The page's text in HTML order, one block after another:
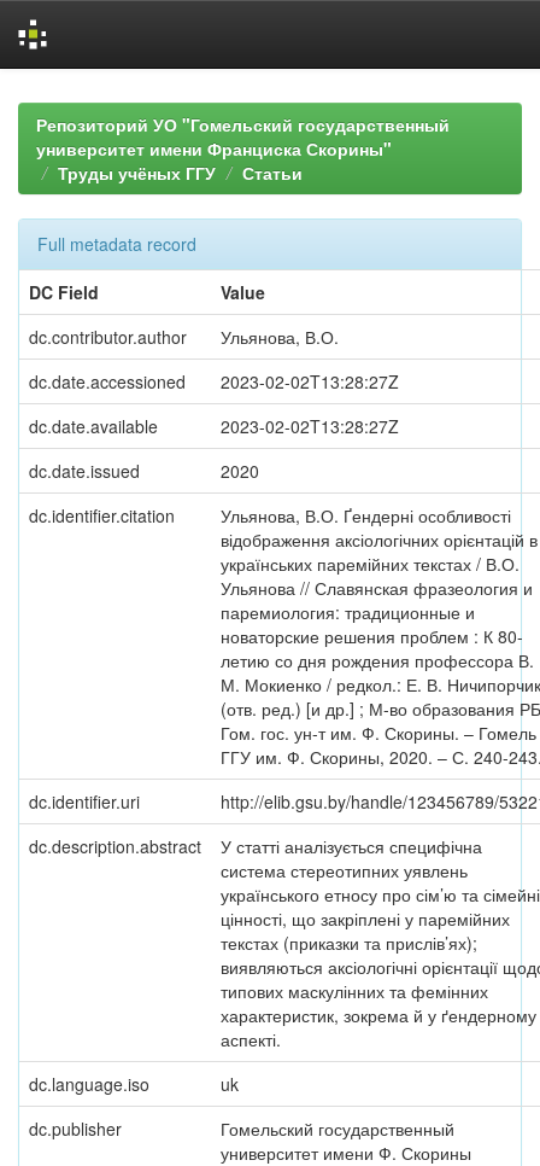
navigationРепозиторий УО "Гомельский государственный
университет имени Франциска Скорины"
Труды учёных ГГУ
Статьи
Full metadata record
DC Field
Value
dc.contributor.author
Ульянова, В.О.
dc.date.accessioned
2023-02-02T13:28:27Z
dc.date.available
2023-02-02T13:28:27Z
dc.date.issued
2020
dc.identifier.citation
Ульянова, В.О. Ґендерні особливості
відображення аксіологічних орієнтацій в
українських паремійних текстах / В.О.
Ульянова // Славянская фразеология и
паремиология: традиционные и
новаторские решения проблем : К 80-
летию со дня рождения профессора В.
М. Мокиенко / редкол.: Е. В. Ничипорчик
(отв. ред.) [и др.] ; М-во образования
Гом. гос. ун-т им. Ф. Скорины. –
ГГУ им. Ф. Скорины, 2020. – С. 240-
dc.identifier.uri
http://elib.gsu.by/handle/123456789/
dc.description.abstract
У статті аналізується специфічна
система стереотипних уявлень
українського етносу про сім’ю та сімейні
цінності, що закріплені у паремійних
текстах (приказки та прислів’ях);
виявляються аксіологічні орієнтації
типових маскулінних та фемінних
характеристик, зокрема й у ґендерному
аспекті.
dc.language.iso
uk
dc.publisher
Гомельский государственный
университет имени Ф. Скорины